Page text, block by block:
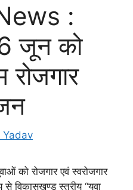
:
जून को
रोजगार
Yadav
को रोजगार एवं स्वरोजगार
विकासखण्ड स्तरीय “युवा